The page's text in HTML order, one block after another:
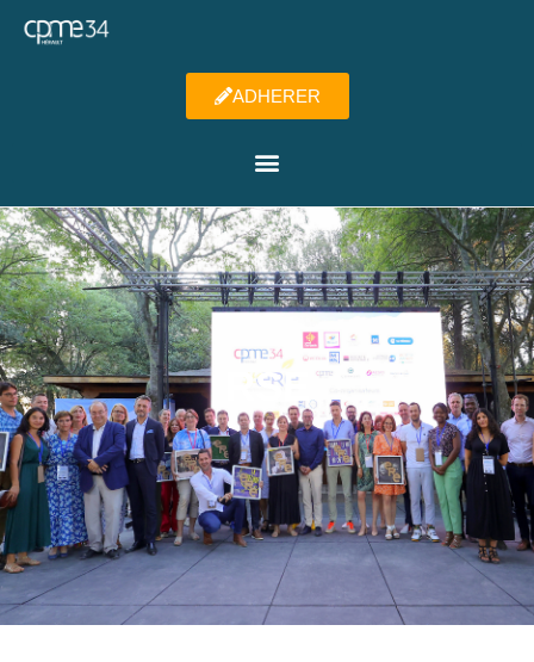
ADHERER
RSE